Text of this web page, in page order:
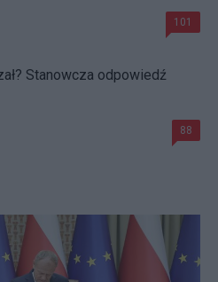
101
Stanowcza odpowiedź
88